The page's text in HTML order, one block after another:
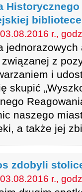
bibliotece
r.,
jednorazowych
z
i
skupić
naszego
a także jej
zdobyli
r.,